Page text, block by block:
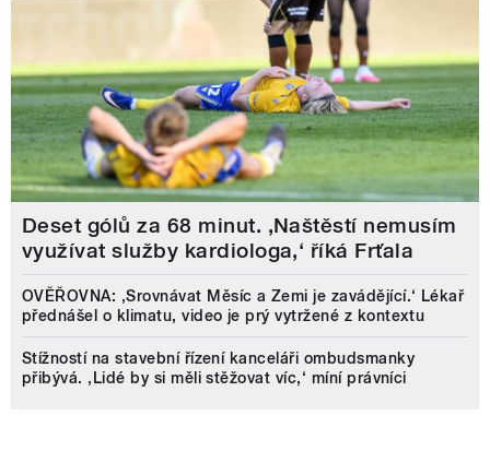
Deset gólů za 68 minut. ,Naštěstí nemusím
využívat služby kardiologa,‘ říká Frťala
OVĚŘOVNA: ‚Srovnávat Měsíc a Zemi je zavádějící.‘ Lékař
přednášel o klimatu, video je prý vytržené z kontextu
Stížností na stavební řízení kanceláři ombudsmanky
přibývá. ‚Lidé by si měli stěžovat víc,‘ míní právníci